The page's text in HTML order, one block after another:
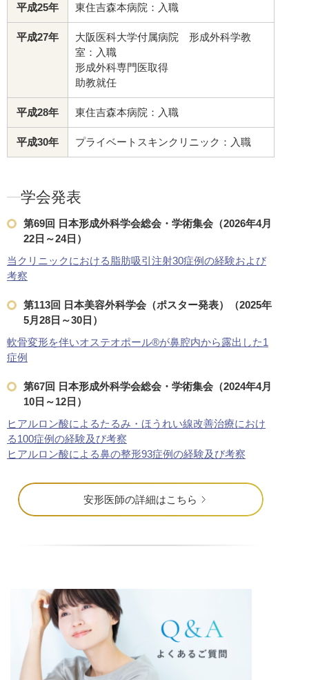
平成25年 東住吉森本病院：入職
平成27年
大阪医科大学付属病院 形成外科学教
室：入職
形成外科専門医取得
助教就任
平成28年 東住吉森本病院：入職
平成30年 プライベートスキンクリニック：入職
学会発表
第69回 日本形成外科学会総会・学術集会（2026年4月
22日～24日）
当クリニックにおける脂肪吸引注射30症例の経験および
考察
第113回 日本美容外科学会（ポスター発表）（2025年
5月28日～30日）
軟骨変形を伴いオステオポール®︎が鼻腔内から露出した1
症例
第67回 日本形成外科学会総会・学術集会（2024年4月
10日～12日）
ヒアルロン酸によるたるみ・ほうれい線改善治療におけ
る100症例の経験及び考察
ヒアルロン酸による鼻の整形93症例の経験及び考察
安形医師の詳細はこちら